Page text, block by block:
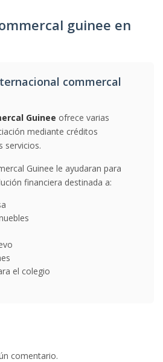
guinee en
commercal
Guinee ofrece varias
mediante créditos
servicios.
Guinee le ayudaran para
financiera destinada a:
el colegio
comentario.